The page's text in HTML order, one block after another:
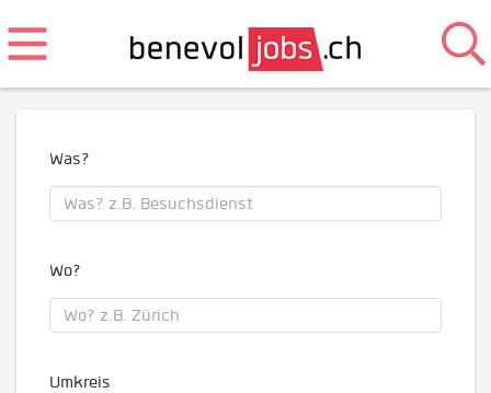
Was?
Wo?
Umkreis